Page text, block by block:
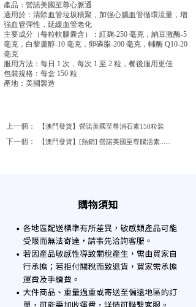
產品：營諾美國至尊心脈通
適用於：清除血管垃圾積聚，加強心腦血管循環流量，增
強血管彈性，延緩血管老化
主要成分（每粒軟膠囊含）：紅麹-250 毫克，納豆激酶-5
毫克，白黎蘆醇-10 毫克，卵磷脂-200 毫克，輔酶 Q10-20
毫克
服用方法：每日 1 次，每次 1 至 2 粒，餐後服用更佳
包裝規格：每盒 150 粒
產地：美國製造
上一個： 【澳門發貨】營諾美國至尊消石素150粒裝
下一個： 【澳門發貨】[熱銷] 營諾美國至尊腦活素......